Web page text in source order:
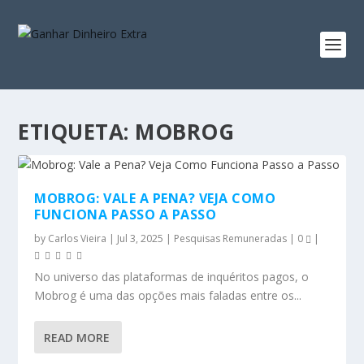
ETIQUETA: MOBROG
MOBROG: VALE A PENA? VEJA COMO
FUNCIONA PASSO A PASSO
by Carlos Vieira | Jul 3, 2025 | Pesquisas Remuneradas | 0 |
No universo das plataformas de inquéritos pagos, o
Mobrog é uma das opções mais faladas entre os...
READ MORE